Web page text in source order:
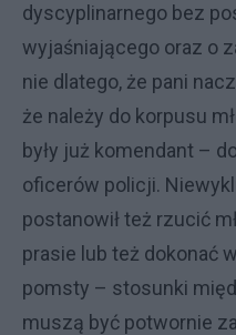
dyscyplinarnego bez
wyjaśniającego oraz o
nie dlatego, że pani
że należy do korpusu
były już komendant –
oficerów policji.
postanowił też rzucić
prasie lub też dokonać
pomsty – stosunki
muszą być potwornie